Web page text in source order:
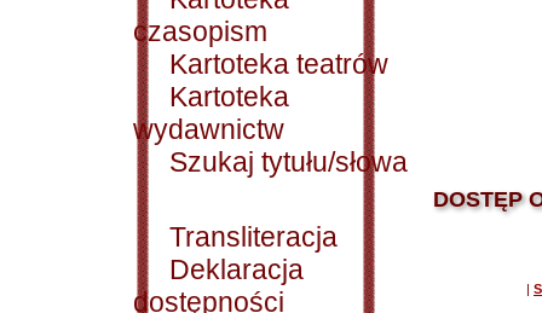
czasopism
Kartoteka teatrów
Kartoteka
wydawnictw
Szukaj tytułu/słowa
Transliteracja
Deklaracja
dostępności
DOSTĘP
|